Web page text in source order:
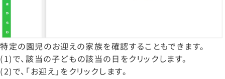
特定の園児のお迎えの家族を確認することもできます。
(1)で、該当の子どもの該当の日をクリックします。
(2)で、「お迎え」をクリックします。